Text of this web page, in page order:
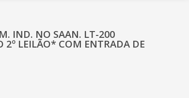
IND. NO SAAN. LT-200
LEILÃO* COM ENTRADA DE